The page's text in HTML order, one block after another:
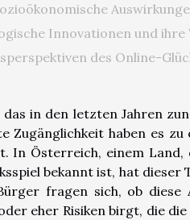
Innovationen und ihre
des Online-
in den letzten Jahren
Zugänglichkeit haben es
In Österreich, einem
bekannt ist, hat dieser
fragen sich, ob
eher Risiken birgt, die